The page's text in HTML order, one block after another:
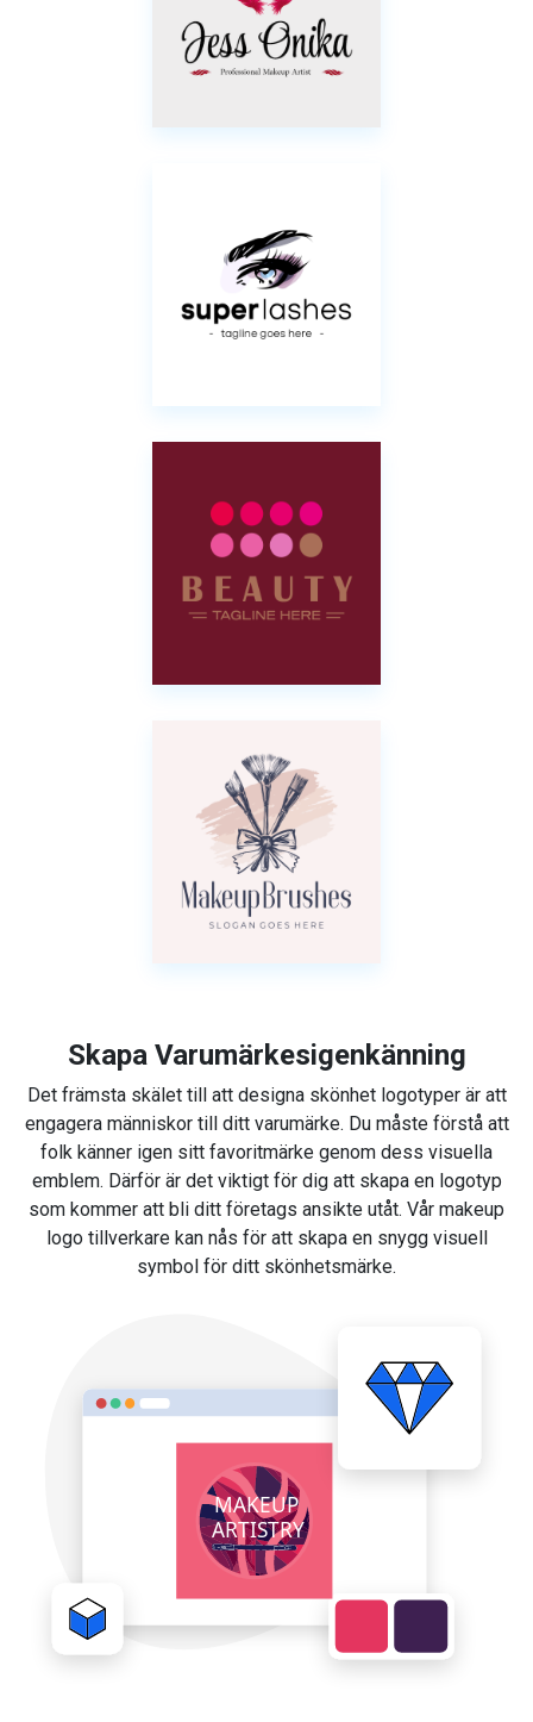
Skapa Varumärkesigenkänning
Det främsta skälet till att designa skönhet logotyper är att
engagera människor till ditt varumärke. Du måste förstå att
folk känner igen sitt favoritmärke genom dess visuella
emblem. Därför är det viktigt för dig att skapa en logotyp
som kommer att bli ditt företags ansikte utåt. Vår makeup
logo tillverkare kan nås för att skapa en snygg visuell
symbol för ditt skönhetsmärke.